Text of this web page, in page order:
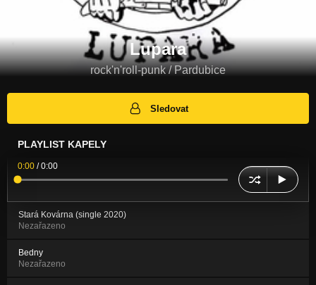
Lupara
rock'n'roll-punk / Pardubice
Sledovat
PLAYLIST KAPELY
0:00 /0:00
Stará Kovárna (single 2020)
Nezařazeno
Bedny
Nezařazeno